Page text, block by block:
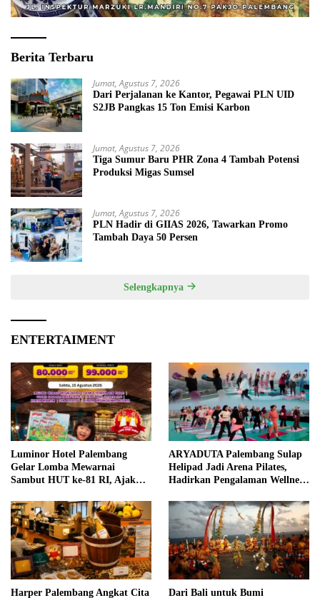
Berita Terbaru
Jumat, Agustus 7, 2026
Dari Perjalanan ke Kantor, Pegawai PLN UID
S2JB Pangkas 15 Ton Emisi Karbon
Jumat, Agustus 7, 2026
Tiga Sumur Baru PHR Zona 4 Tambah Potensi
Produksi Migas Sumsel
Jumat, Agustus 7, 2026
PLN Hadir di GIIAS 2026, Tawarkan Promo
Tambah Daya 50 Persen
Selengkapnya
ENTERTAIMENT
Luminor Hotel Palembang
Gelar Lomba Mewarnai
Sambut HUT ke-81 RI, Ajak
ARYADUTA Palembang Sulap
Helipad Jadi Arena Pilates,
Hadirkan Pengalaman Wellness
Harper Palembang Angkat Cita
Dari Bali untuk Bumi